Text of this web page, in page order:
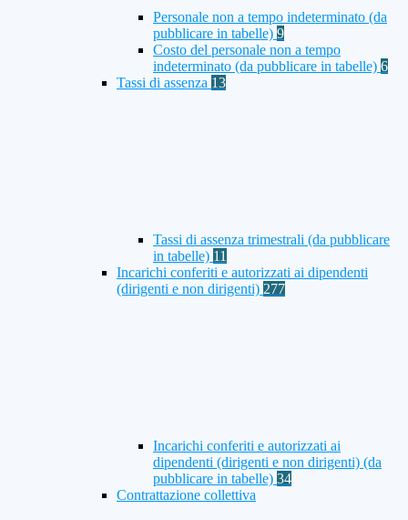
Personale non a tempo indeterminato (da
pubblicare in tabelle) 9
Costo del personale non a tempo
indeterminato (da pubblicare in tabelle) 6
Tassi di assenza 13
Tassi di assenza trimestrali (da pubblicare
in tabelle) 11
Incarichi conferiti e autorizzati ai dipendenti
(dirigenti e non dirigenti) 277
Incarichi conferiti e autorizzati ai
dipendenti (dirigenti e non dirigenti) (da
pubblicare in tabelle) 34
Contrattazione collettiva